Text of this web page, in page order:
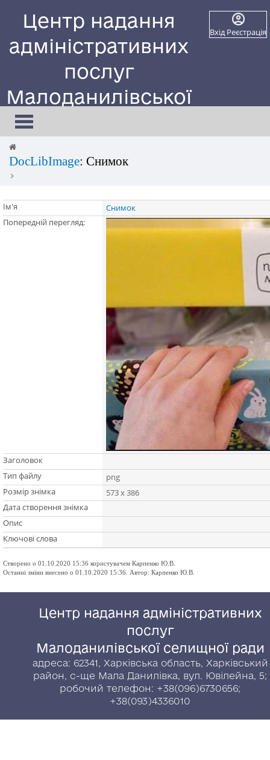
Центр надання
адміністративних
послуг
Малоданилівської
селищної ради
Сайт працює в тестовому режимі
Вхід Реєстрація
Toggle
navigation
DocLibImage: Снимок
Ім'я
Снимок
Попередній перегляд:
Заголовок
Тип файлу
png
Розмір знімка
573 x 386
Дата створення знімка
Опис
Ключові слова
Створено о 01.10.2020 15:36 користувачем Карпенко Ю.В.
Останні зміни внесено о 01.10.2020 15:36. Автор: Карпенко Ю.В.
Центр надання адміністративних
послуг
Малоданилівської селищної ради
адреса: 62341, Харківська область, Харківський
район, с-ще Мала Данилівка, вул. Ювілейна, 5;
робочий телефон: +38(096)6730656;
+38(093)4336010